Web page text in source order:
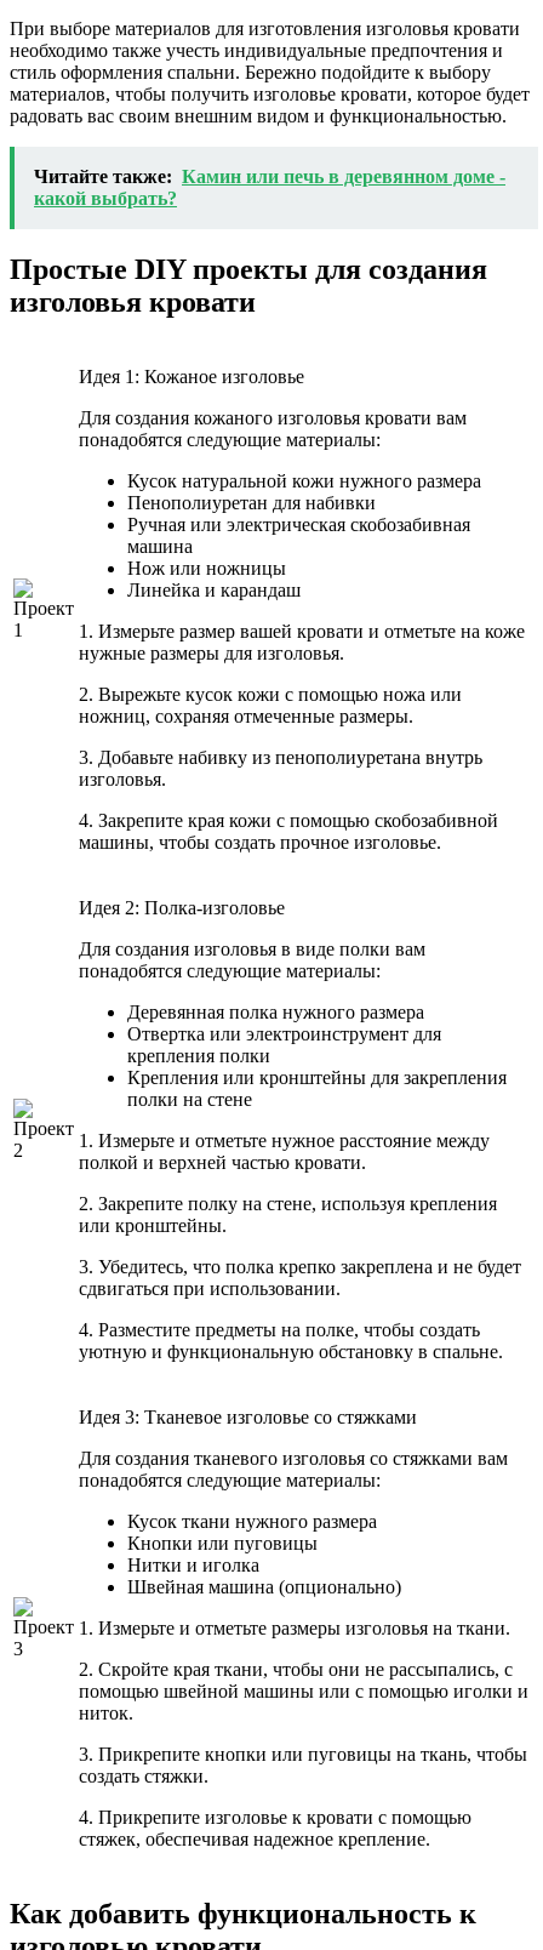
При выборе материалов для изготовления изголовья кровати
необходимо также учесть индивидуальные предпочтения и
стиль оформления спальни. Бережно подойдите к выбору
материалов, чтобы получить изголовье кровати, которое будет
радовать вас своим внешним видом и функциональностью.
Читайте также: Камин или печь в деревянном доме -
какой выбрать?
Простые DIY проекты для создания
изголовья кровати
Идея 1: Кожаное изголовье
Для создания кожаного изголовья кровати вам
понадобятся следующие материалы:
Кусок натуральной кожи нужного размера
Пенополиуретан для набивки
Ручная или электрическая скобозабивная
машина
Нож или ножницы
Линейка и карандаш
1. Измерьте размер вашей кровати и отметьте на коже
нужные размеры для изголовья.
2. Вырежьте кусок кожи с помощью ножа или
ножниц, сохраняя отмеченные размеры.
3. Добавьте набивку из пенополиуретана внутрь
изголовья.
4. Закрепите края кожи с помощью скобозабивной
машины, чтобы создать прочное изголовье.
Идея 2: Полка-изголовье
Для создания изголовья в виде полки вам
понадобятся следующие материалы:
Деревянная полка нужного размера
Отвертка или электроинструмент для
крепления полки
Крепления или кронштейны для закрепления
полки на стене
1. Измерьте и отметьте нужное расстояние между
полкой и верхней частью кровати.
2. Закрепите полку на стене, используя крепления
или кронштейны.
3. Убедитесь, что полка крепко закреплена и не будет
сдвигаться при использовании.
4. Разместите предметы на полке, чтобы создать
уютную и функциональную обстановку в спальне.
Идея 3: Тканевое изголовье со стяжками
Для создания тканевого изголовья со стяжками вам
понадобятся следующие материалы:
Кусок ткани нужного размера
Кнопки или пуговицы
Нитки и иголка
Швейная машина (опционально)
1. Измерьте и отметьте размеры изголовья на ткани.
2. Скройте края ткани, чтобы они не рассыпались, с
помощью швейной машины или с помощью иголки и
ниток.
3. Прикрепите кнопки или пуговицы на ткань, чтобы
создать стяжки.
4. Прикрепите изголовье к кровати с помощью
стяжек, обеспечивая надежное крепление.
Как добавить функциональность к